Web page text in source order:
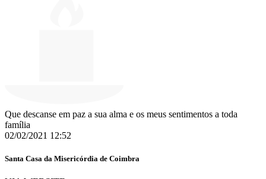
Que descanse em paz a sua alma e os meus sentimentos a toda
família
02/02/2021 12:52
Santa Casa da Misericórdia de Coimbra